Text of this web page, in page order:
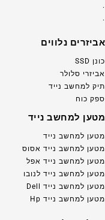
.
.
אביזרים נלווים
כונן SSD
אביזרי סלולר
תיק למחשב נייד
ספק כוח
מטען למחשב נייד
מטען למחשב נייד
מטען למחשב נייד אסוס
מטען למחשב נייד אפל
מטען למחשב נייד לנובו
מטען למחשב נייד Dell
מטען למחשב נייד Hp